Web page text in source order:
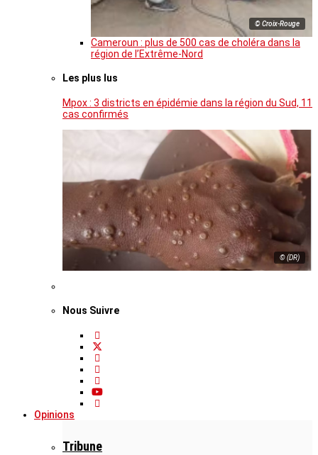
© Croix-Rouge
Cameroun : plus de 500 cas de choléra dans la
région de l’Extrême-Nord
Les plus lus
Mpox : 3 districts en épidémie dans la région du Sud, 11
cas confirmés
© (DR)
Nous Suivre
Opinions
Tribune